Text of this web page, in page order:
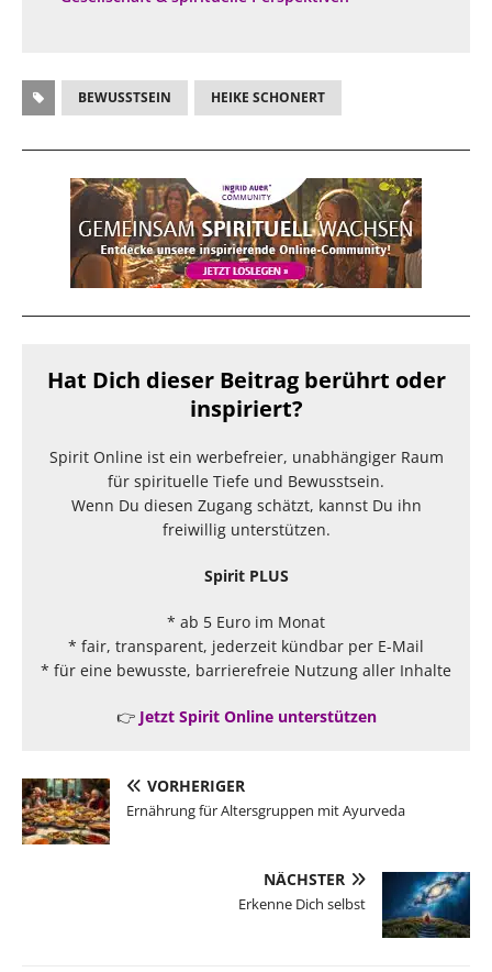
BEWUSSTSEIN HEIKE SCHONERT
Hat Dich dieser Beitrag berührt oder
inspiriert?
Spirit Online ist ein werbefreier, unabhängiger Raum
für spirituelle Tiefe und Bewusstsein.
Wenn Du diesen Zugang schätzt, kannst Du ihn
freiwillig unterstützen.
Spirit PLUS
* ab 5 Euro im Monat
* fair, transparent, jederzeit kündbar per E-Mail
* für eine bewusste, barrierefreie Nutzung aller Inhalte
👉 Jetzt Spirit Online unterstützen
VORHERIGER
Ernährung für Altersgruppen mit Ayurveda
NÄCHSTER
Erkenne Dich selbst